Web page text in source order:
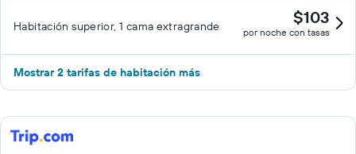
Habitación superior, 1 cama extragrande $103
por noche con tasas
Mostrar 2 tarifas de habitación más